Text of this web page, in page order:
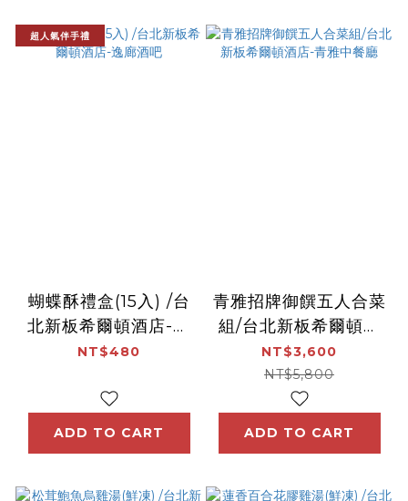
超人氣伴手禮
蝴蝶酥禮盒(15入) /台
北新板希爾頓酒店-逸
廊酒吧
NT$480
ADD TO CART
青雅招牌御饌五人合菜
組/台北新板希爾頓酒
店-青雅中餐廳
NT$3,600
NT$5,800
ADD TO CART